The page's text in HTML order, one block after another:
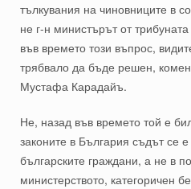
тълкувания на чиновниците в
не г-н министърът от
във времето този въпрос,
трябвало да бъде решен,
Мустафа Карадайъ.
Не, назад във времето той е
законите в България съдът се
българските граждани, а не в
министерството, категоричен